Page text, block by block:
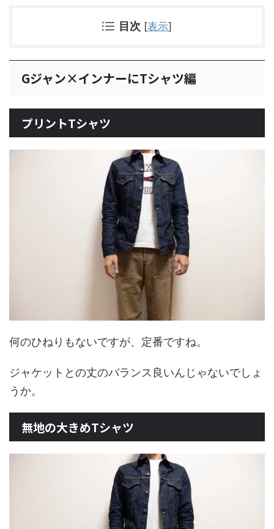
目次 [表示]
Gジャン×インナーにTシャツ編
プリントTシャツ
何のひねりもないですが、定番ですね。
ジャケットとの丈のバランス良いんじゃないでしょ
うか。
無地の大きめTシャツ